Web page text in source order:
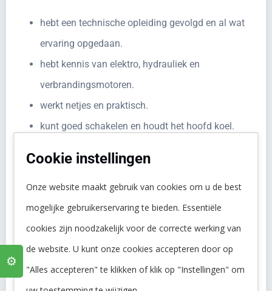
hebt een technische opleiding gevolgd en al wat
ervaring opgedaan.
hebt kennis van elektro, hydrauliek en
verbrandingsmotoren.
werkt netjes en praktisch.
kunt goed schakelen en houdt het hoofd koel.
hebt bij voorkeur ervaring in landbouw,
mechanisatie of grondverzet.
Wat krijg je van ons?
Cookie instellingen
Onze website maakt gebruik van cookies om u de best
mogelijke gebruikerservaring te bieden. Essentiële
cookies zijn noodzakelijk voor de correcte werking van
de website. U kunt onze cookies accepteren door op
"Alles accepteren" te klikken of klik op "Instellingen" om
⚙️